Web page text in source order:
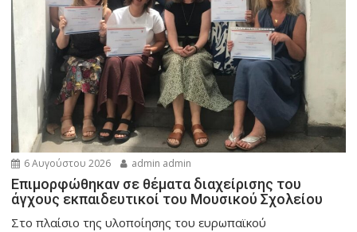
6 Αυγούστου 2026 admin admin
Eπιμορφώθηκαν σε θέματα διαχείρισης του
άγχους εκπαιδευτικοί του Μουσικού Σχολείου
Στο πλαίσιο της υλοποίησης του ευρωπαϊκού